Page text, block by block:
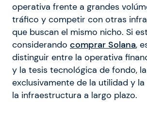
operativa frente a grandes
tráfico y competir con otras
que buscan el mismo nicho. Si
considerando comprar Solana,
distinguir entre la operativa
y la tesis tecnológica de fondo,
exclusivamente de la utilidad y
la infraestructura a largo plazo.